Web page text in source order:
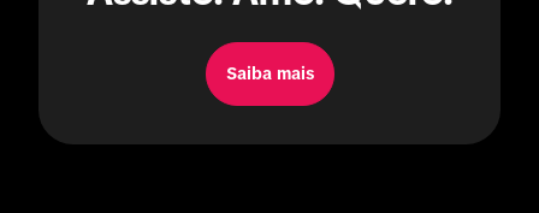
Saiba mais